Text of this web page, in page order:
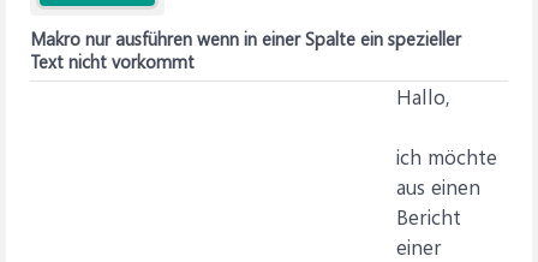
Makro nur ausführen wenn in einer Spalte ein spezieller
Text nicht vorkommt
Hallo,
ich möchte
aus einen
Bericht
einer